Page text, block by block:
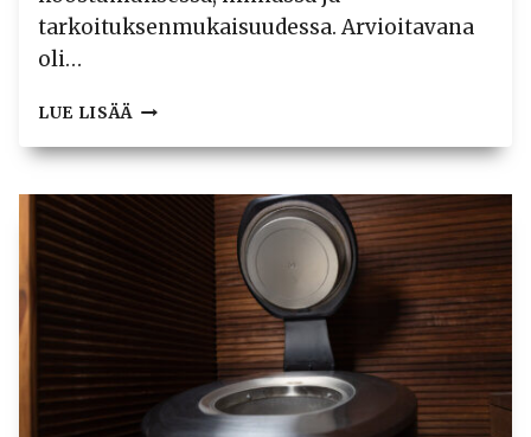
tarkoituksenmukaisuudessa. Arvioitavana
oli…
LUE LISÄÄ SUOLAISTA
MAKEAA
ELEKTROLYYTTITUOTTEIDEN
VERTAILU